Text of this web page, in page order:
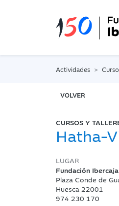
Actividades
VOLVER
CURSOS Y
Hatha-
LUGAR
Fundación
Plaza Conde de
Huesca 22001
974 230 170